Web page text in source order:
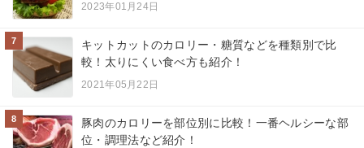
2023年01月24日
7
キットカットのカロリー・糖質などを種類別で比
較！太りにくい食べ方も紹介！
2021年05月22日
8
豚肉のカロリーを部位別に比較！一番ヘルシーな部
位・調理法など紹介！